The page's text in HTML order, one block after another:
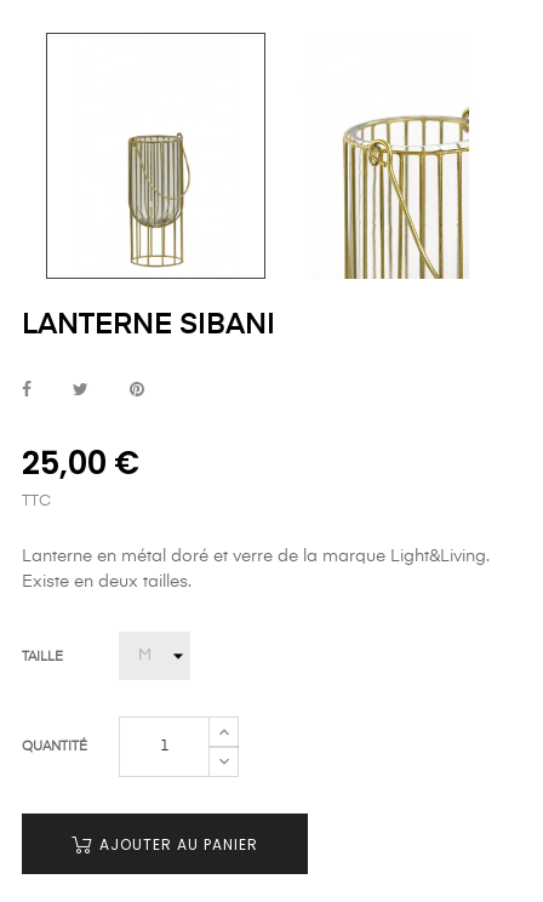
LANTERNE SIBANI
25,00 €
TTC
Lanterne en métal doré et verre de la marque Light&Living.
Existe en deux tailles.
TAILLE
QUANTITÉ
AJOUTER AU PANIER